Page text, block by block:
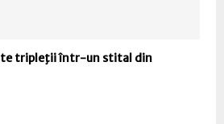
tripleţii într-un stital din